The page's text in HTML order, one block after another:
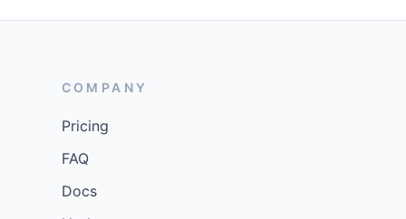
COMPANY
Pricing
FAQ
Docs